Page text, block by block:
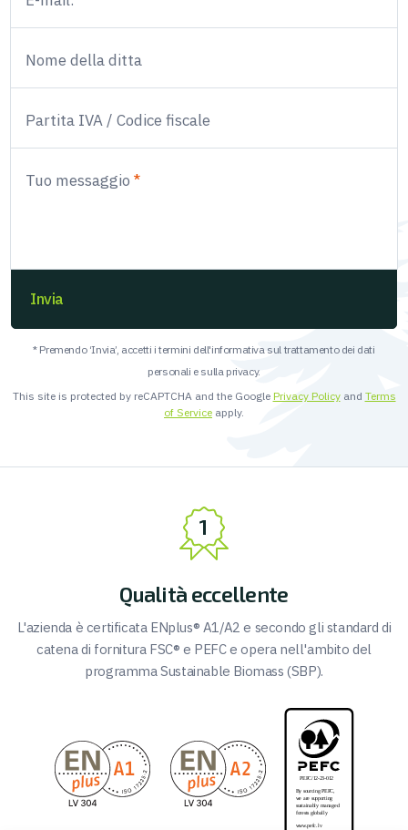
Nome della ditta
Partita IVA / Codice fiscale
Tuo messaggio
Invia
* Premendo ‘Invia’, accetti i termini dell'informativa sul trattamento dei dati
personali e sulla privacy.
This site is protected by reCAPTCHA and the Google Privacy Policyand Terms
of Service apply.
Qualità eccellente
L'azienda è certificata ENplus® A1/A2 e secondo gli standard di
catena di fornitura FSC® e PEFC e opera nell'ambito del
programma Sustainable Biomass (SBP).